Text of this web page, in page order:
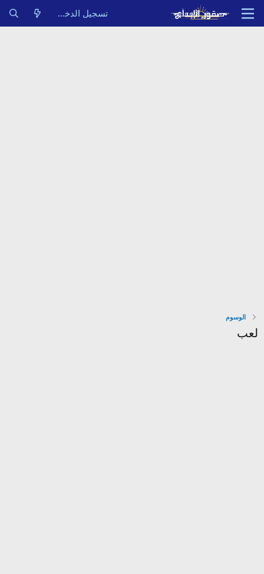
تسجيل الدخول
الوسوم
لعب